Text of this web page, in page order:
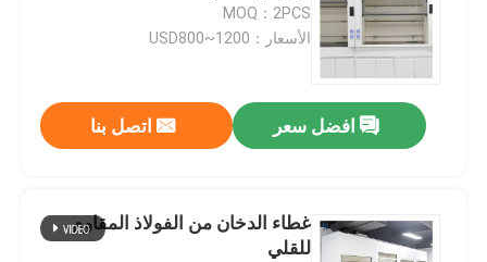
MOQ：2PCS
الأسعار：USD800~1200
افضل سعر اتصل بنا
غطاء الدخان من الفولاذ المقاوم
للقلي